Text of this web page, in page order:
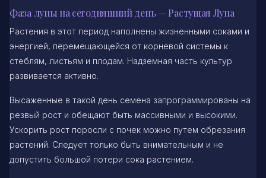
Фаза луны на сегодняшний день — Растущая Луна
Растения в этот период наполнены жизненными соками и
энергией, перемещающейся от корневой системы к
стеблям, листьям и плодам. Надземная часть культур
развивается активно.
Высаженные в такой день семена запрограммированы на
резвый рост и обещают быть массивными и высокими.
Ускорить рост поросли с почек можно путем обрезания
растений. Следует только быть внимательным и не
допустить большой потери сока растением.